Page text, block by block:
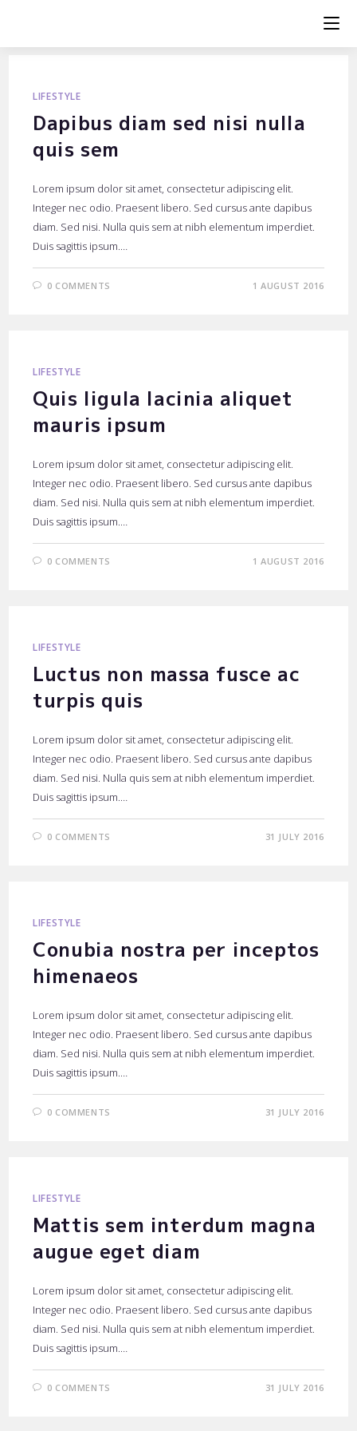
content
LIFESTYLE
Dapibus diam sed nisi nulla
quis sem
Lorem ipsum dolor sit amet, consectetur adipiscing elit.
Integer nec odio. Praesent libero. Sed cursus ante dapibus
diam. Sed nisi. Nulla quis sem at nibh elementum imperdiet.
Duis sagittis ipsum.…
0 COMMENTS 1 AUGUST 2016
LIFESTYLE
Quis ligula lacinia aliquet
mauris ipsum
Lorem ipsum dolor sit amet, consectetur adipiscing elit.
Integer nec odio. Praesent libero. Sed cursus ante dapibus
diam. Sed nisi. Nulla quis sem at nibh elementum imperdiet.
Duis sagittis ipsum.…
0 COMMENTS 1 AUGUST 2016
LIFESTYLE
Luctus non massa fusce ac
turpis quis
Lorem ipsum dolor sit amet, consectetur adipiscing elit.
Integer nec odio. Praesent libero. Sed cursus ante dapibus
diam. Sed nisi. Nulla quis sem at nibh elementum imperdiet.
Duis sagittis ipsum.…
0 COMMENTS 31 JULY 2016
LIFESTYLE
Conubia nostra per inceptos
himenaeos
Lorem ipsum dolor sit amet, consectetur adipiscing elit.
Integer nec odio. Praesent libero. Sed cursus ante dapibus
diam. Sed nisi. Nulla quis sem at nibh elementum imperdiet.
Duis sagittis ipsum.…
0 COMMENTS 31 JULY 2016
LIFESTYLE
Mattis sem interdum magna
augue eget diam
Lorem ipsum dolor sit amet, consectetur adipiscing elit.
Integer nec odio. Praesent libero. Sed cursus ante dapibus
diam. Sed nisi. Nulla quis sem at nibh elementum imperdiet.
Duis sagittis ipsum.…
0 COMMENTS 31 JULY 2016